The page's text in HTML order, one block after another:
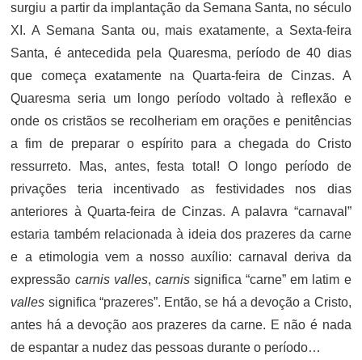
surgiu a partir da implantação da Semana Santa, no século
XI. A Semana Santa ou, mais exatamente, a Sexta-feira
Santa, é antecedida pela Quaresma, período de 40 dias
que começa exatamente na Quarta-feira de Cinzas. A
Quaresma seria um longo período voltado à reflexão e
onde os cristãos se recolheriam em orações e penitências
a fim de preparar o espírito para a chegada do Cristo
ressurreto. Mas, antes, festa total! O longo período de
privações teria incentivado as festividades nos dias
anteriores à Quarta-feira de Cinzas. A palavra “carnaval”
estaria também relacionada à ideia dos prazeres da carne
e a etimologia vem a nosso auxílio: carnaval deriva da
expressão carnis valles, carnis significa “carne” em latim e
valles significa “prazeres”. Então, se há a devoção a Cristo,
antes há a devoção aos prazeres da carne. E não é nada
de espantar a nudez das pessoas durante o período…